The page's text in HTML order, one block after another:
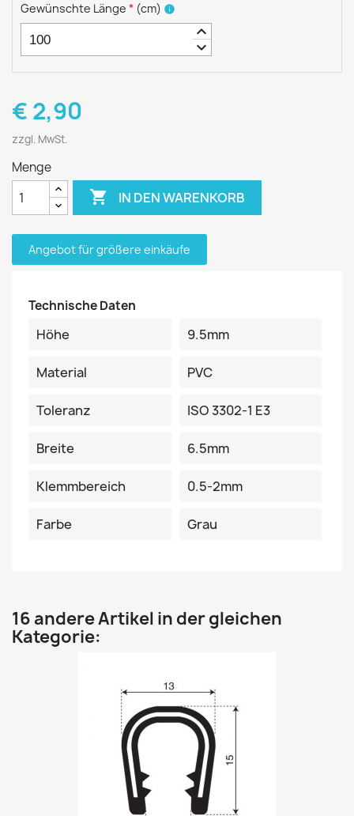
Gewünschte Länge * (cm) info
keyboard_arrow_up
keyboard_arrow_down
€ 2,90
zzgl. MwSt.
Menge
 IN DEN WARENKORB
Angebot für größere einkäufe
Technische Daten
Höhe 9.5mm
Material PVC
Toleranz ISO 3302-1 E3
Breite 6.5mm
Klemmbereich 0.5-2mm
Farbe Grau
16 andere Artikel in der gleichen
Kategorie: